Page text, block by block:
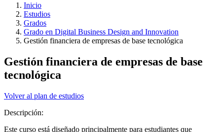
Inicio
Estudios
Grados
Grado en Digital Business Design and Innovation
Gestión financiera de empresas de base tecnológica
Gestión financiera de empresas de base
tecnológica
Volver al plan de estudios
Descripción:
Este curso está diseñado principalmente para estudiantes que